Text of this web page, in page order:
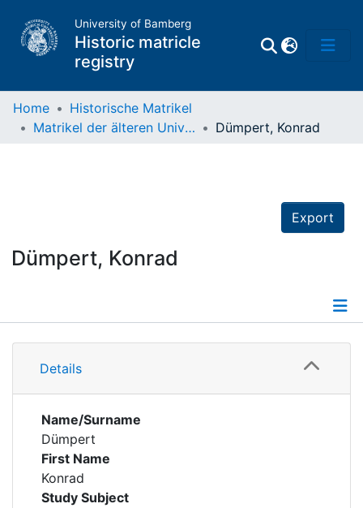
University of Bamberg
Historic matricle
registry
Home
Historische Matrikel
Matrikel der älteren Universität
Dümpert, Konrad
Export
Dümpert, Konrad
Details
Details
Name/Surname
Dümpert
First Name
Konrad
Study Subject